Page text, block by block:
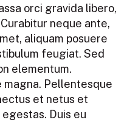
orci gravida libero,
neque ante,
aliquam posuere
feugiat. Sed
elementum.
magna. Pellentesque
et netus et
Duis eu